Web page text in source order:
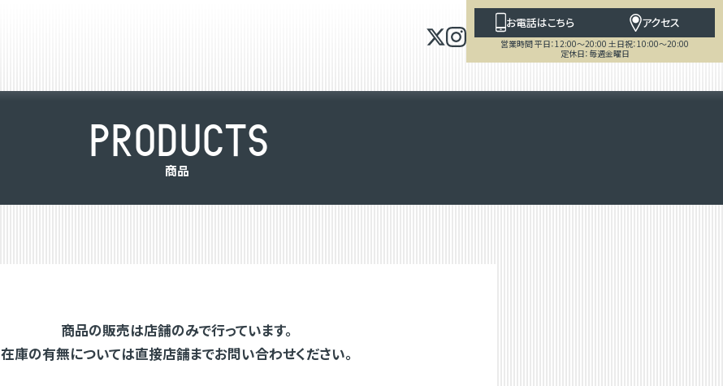
お電話はこちら アクセス
営業時間 平日：12:00～20:00 土日祝：10:00～20:00
定休日：毎週金曜日
PRODUCTS
商品
商品の販売は店舗のみで行っています。
在庫の有無については直接店舗までお問い合わせください。